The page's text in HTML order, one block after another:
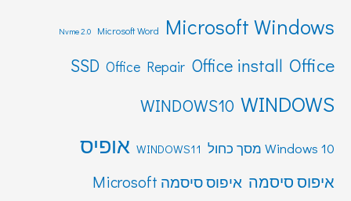
Microsoft Windows
Microsoft Word
Nvme 2.0
Office
Office install
Office Repair
SSD
WINDOWS
WINDOWS10
Windows 10 מסך כחול WINDOWS11 אופיס
איפוס סיסמה איפוס סיסמה Microsoft